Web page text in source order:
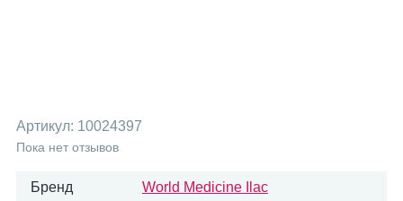
Артикул: 10024397
Пока нет отзывов
Бренд World Medicine Ilac